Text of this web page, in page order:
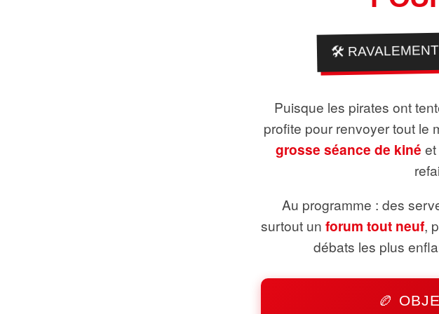
🛠️
Puisque les pirates ont
profite pour renvoyer tout le
grosse séance de kiné
Au programme : des
surtout un forum tout neuf,
débats les plus
🏉